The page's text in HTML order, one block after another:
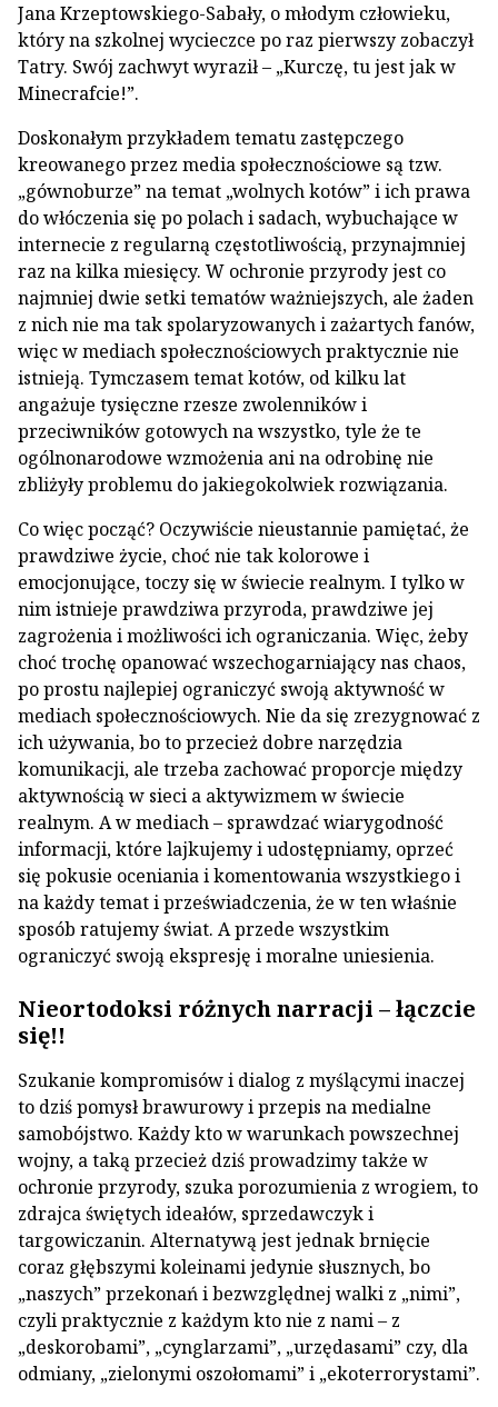
Jana Krzeptowskiego-Sabały, o młodym człowieku,
który na szkolnej wycieczce po raz pierwszy zobaczył
Tatry. Swój zachwyt wyraził – „Kurczę, tu jest jak w
Minecrafcie!”.
Doskonałym przykładem tematu zastępczego
kreowanego przez media społecznościowe są tzw.
„gównoburze” na temat „wolnych kotów” i ich prawa
do włóczenia się po polach i sadach, wybuchające w
internecie z regularną częstotliwością, przynajmniej
raz na kilka miesięcy. W ochronie przyrody jest co
najmniej dwie setki tematów ważniejszych, ale żaden
z nich nie ma tak spolaryzowanych i zażartych fanów,
więc w mediach społecznościowych praktycznie nie
istnieją. Tymczasem temat kotów, od kilku lat
angażuje tysięczne rzesze zwolenników i
przeciwników gotowych na wszystko, tyle że te
ogólnonarodowe wzmożenia ani na odrobinę nie
zbliżyły problemu do jakiegokolwiek rozwiązania.
Co więc począć? Oczywiście nieustannie pamiętać, że
prawdziwe życie, choć nie tak kolorowe i
emocjonujące, toczy się w świecie realnym. I tylko w
nim istnieje prawdziwa przyroda, prawdziwe jej
zagrożenia i możliwości ich ograniczania. Więc, żeby
choć trochę opanować wszechogarniający nas chaos,
po prostu najlepiej ograniczyć swoją aktywność w
mediach społecznościowych. Nie da się zrezygnować z
ich używania, bo to przecież dobre narzędzia
komunikacji, ale trzeba zachować proporcje między
aktywnością w sieci a aktywizmem w świecie
realnym. A w mediach – sprawdzać wiarygodność
informacji, które lajkujemy i udostępniamy, oprzeć
się pokusie oceniania i komentowania wszystkiego i
na każdy temat i przeświadczenia, że w ten właśnie
sposób ratujemy świat. A przede wszystkim
ograniczyć swoją ekspresję i moralne uniesienia.
Nieortodoksi różnych narracji – łączcie
się!!
Szukanie kompromisów i dialog z myślącymi inaczej
to dziś pomysł brawurowy i przepis na medialne
samobójstwo. Każdy kto w warunkach powszechnej
wojny, a taką przecież dziś prowadzimy także w
ochronie przyrody, szuka porozumienia z wrogiem, to
zdrajca świętych ideałów, sprzedawczyk i
targowiczanin. Alternatywą jest jednak brnięcie
coraz głębszymi koleinami jedynie słusznych, bo
„naszych” przekonań i bezwzględnej walki z „nimi”,
czyli praktycznie z każdym kto nie z nami – z
„deskorobami”, „cynglarzami”, „urzędasami” czy, dla
odmiany, „zielonymi oszołomami” i „ekoterrorystami”.